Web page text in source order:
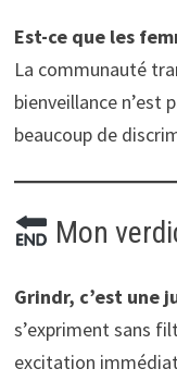
Est-ce que les
La communauté
bienveillance n’est
beaucoup de
Mon
Grindr, c’est une
s’expriment sans
excitation